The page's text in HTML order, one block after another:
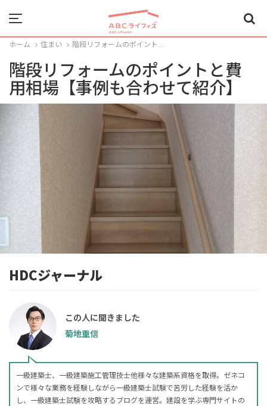
Menu
ホーム 住まい 階段リフォームのポイント...
階段リフォームのポイントと費
用相場【事例も合わせて紹介】
HDCジャーナル
この人に聞きました
菊地重信
一級建築士、一級建築施工管理技士他様々な建築系資格を取得。ゼネコ
ンで様々な業務を経験しながら一級建築士試験で苦労した経験を活か
し、一級建築士試験を攻略するブログを運営。建設を学ぶ専門サイトの